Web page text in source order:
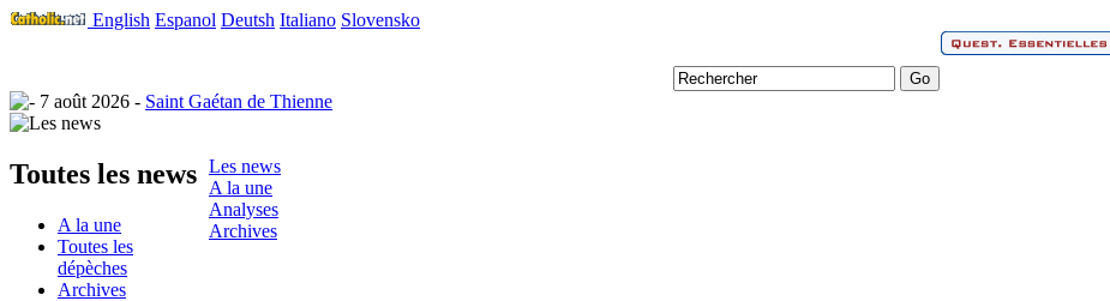
English Espanol Deutsh Italiano Slovensko
7 août 2026 - Saint Gaétan de Thienne
Toutes les news
A la une
Toutes les
dépèches
Archives
Les news
A la une
Analyses
Archives